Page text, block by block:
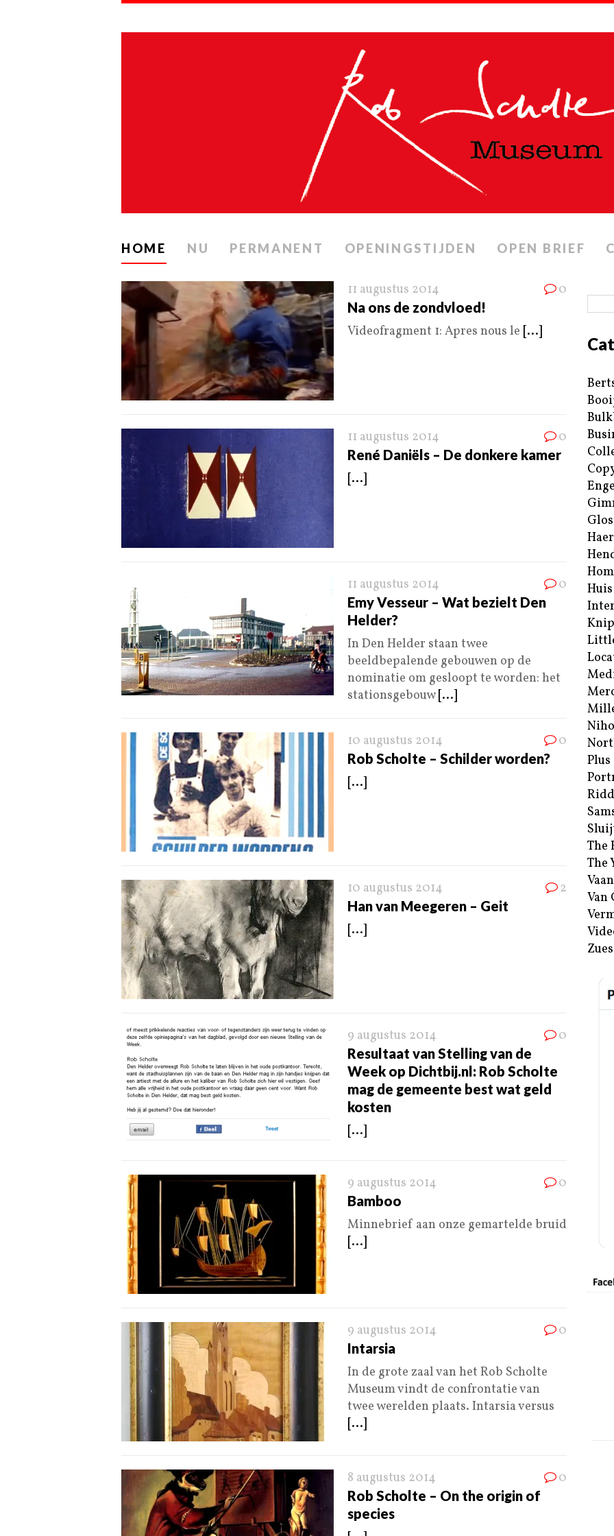
HOME NU PERMANENT OPENINGSTIJDEN OPEN BRIEF
11 augustus 2014 0
Na ons de zondvloed!
Videofragment 1: Apres nous le [...]
11 augustus 2014 0
René Daniëls – De donkere kamer
[...]
11 augustus 2014 0
Emy Vesseur – Wat bezielt Den
Helder?
In Den Helder staan twee
beeldbepalende gebouwen op de
nominatie om gesloopt te worden: het
stationsgebouw [...]
10 augustus 2014 0
Rob Scholte – Schilder worden?
[...]
10 augustus 2014 2
Han van Meegeren – Geit
[...]
9 augustus 2014 0
Resultaat van Stelling van de
Week op Dichtbij.nl: Rob Scholte
mag de gemeente best wat geld
kosten
[...]
9 augustus 2014 0
Bamboo
Minnebrief aan onze gemartelde bruid
[...]
9 augustus 2014 0
Intarsia
In de grote zaal van het Rob Scholte
Museum vindt de confrontatie van
twee werelden plaats. Intarsia versus
[...]
8 augustus 2014 0
Rob Scholte – On the origin of
species
Plus
The
The
Van